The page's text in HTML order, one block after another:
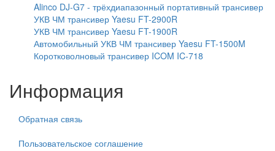
Alinco DJ-G7 - трёхдиапазонный портативный трансивер
УКВ ЧМ трансивер Yaesu FT-2900R
УКВ ЧМ трансивер Yaesu FT-1900R
Автомобильный УКВ ЧМ трансивер Yaesu FT-1500M
Коротковолновый трансивер ICOM IC-718
Информация
Обратная связь
Пользовательское соглашение